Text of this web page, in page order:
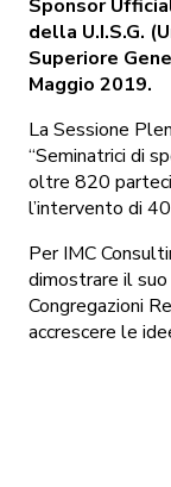
Sponsor
della U.I.S.G.
Superiore
Maggio 2019.
La Sessione
“Seminatrici di
oltre 820
l’intervento di
Per IMC
dimostrare il
Congregazioni
accrescere le